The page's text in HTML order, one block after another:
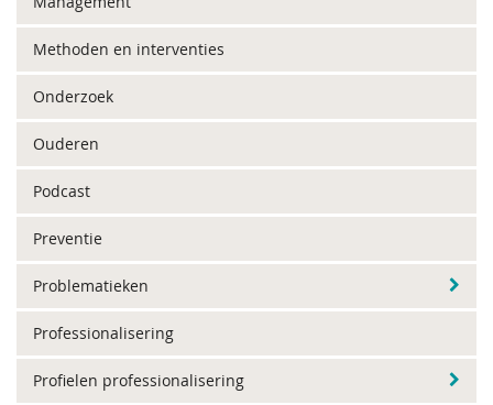
Methoden en interventies
Onderzoek
Ouderen
Podcast
Preventie
Problematieken
Professionalisering
Profielen professionalisering